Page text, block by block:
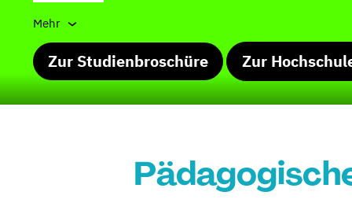
Mehr
Zur Studienbroschüre Zur